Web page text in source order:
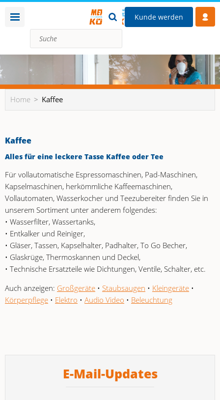
Kunde werden
Home Kaffee
Kaffee
Alles für eine leckere Tasse Kaffee oder Tee
Für vollautomatische Espressomaschinen, Pad-Maschinen,
Kapselmaschinen, herkömmliche Kaffeemaschinen,
Vollautomaten, Wasserkocher und Teezubereiter finden Sie in
unserem Sortiment unter anderem folgendes:
• Wasserfilter, Wassertanks,
• Entkalker und Reiniger,
• Gläser, Tassen, Kapselhalter, Padhalter, To Go Becher,
• Glaskrüge, Thermoskannen und Deckel,
• Technische Ersatzteile wie Dichtungen, Ventile, Schalter, etc.
Auch anzeigen: Großgeräte • Staubsaugen • Kleingeräte •
Körperpflege • Elektro • Audio Video • Beleuchtung
E-Mail-Updates